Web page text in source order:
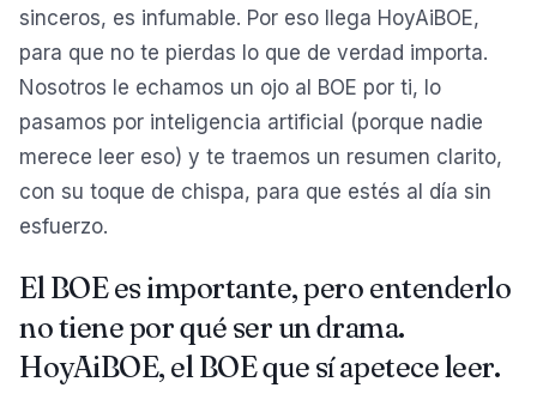
sinceros, es infumable. Por eso llega HoyAiBOE,
para que no te pierdas lo que de verdad importa.
Nosotros le echamos un ojo al BOE por ti, lo
pasamos por inteligencia artificial (porque nadie
merece leer eso) y te traemos un resumen clarito,
con su toque de chispa, para que estés al día sin
esfuerzo.
El BOE es importante, pero entenderlo
no tiene por qué ser un drama.
HoyAiBOE, el BOE que sí apetece leer.